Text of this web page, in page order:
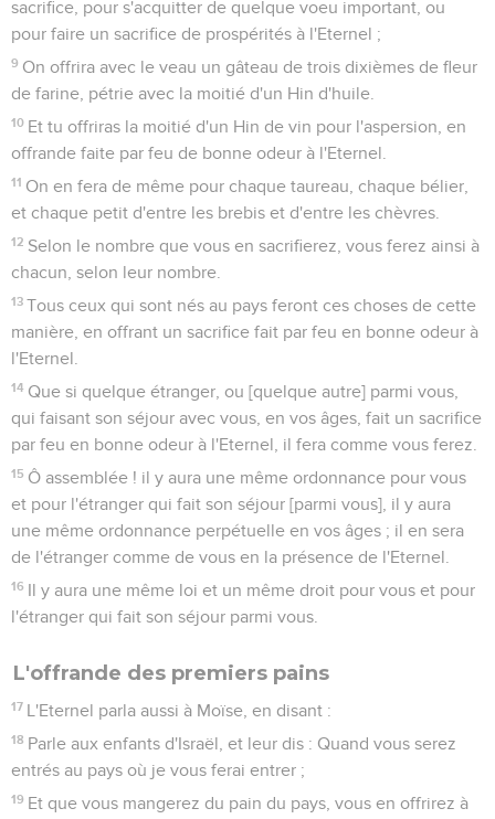
sacrifice, pour s'acquitter de quelque voeu important, ou
pour faire un sacrifice de prospérités à l'Eternel ;
9 On offrira avec le veau un gâteau de trois dixièmes de fleur
de farine, pétrie avec la moitié d'un Hin d'huile.
10 Et tu offriras la moitié d'un Hin de vin pour l'aspersion, en
offrande faite par feu de bonne odeur à l'Eternel.
11 On en fera de même pour chaque taureau, chaque bélier,
et chaque petit d'entre les brebis et d'entre les chèvres.
12 Selon le nombre que vous en sacrifierez, vous ferez ainsi à
chacun, selon leur nombre.
13 Tous ceux qui sont nés au pays feront ces choses de cette
manière, en offrant un sacrifice fait par feu en bonne odeur à
l'Eternel.
14 Que si quelque étranger, ou [quelque autre] parmi vous,
qui faisant son séjour avec vous, en vos âges, fait un sacrifice
par feu en bonne odeur à l'Eternel, il fera comme vous ferez.
15 Ô assemblée ! il y aura une même ordonnance pour vous
et pour l'étranger qui fait son séjour [parmi vous], il y aura
une même ordonnance perpétuelle en vos âges ; il en sera
de l'étranger comme de vous en la présence de l'Eternel.
16 Il y aura une même loi et un même droit pour vous et pour
l'étranger qui fait son séjour parmi vous.
L'offrande des premiers pains
17 L'Eternel parla aussi à Moïse, en disant :
18 Parle aux enfants d'Israël, et leur dis : Quand vous serez
entrés au pays où je vous ferai entrer ;
19 Et que vous mangerez du pain du pays, vous en offrirez à